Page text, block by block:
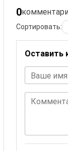
0
Сортировать:
Оставить
Ваше имя